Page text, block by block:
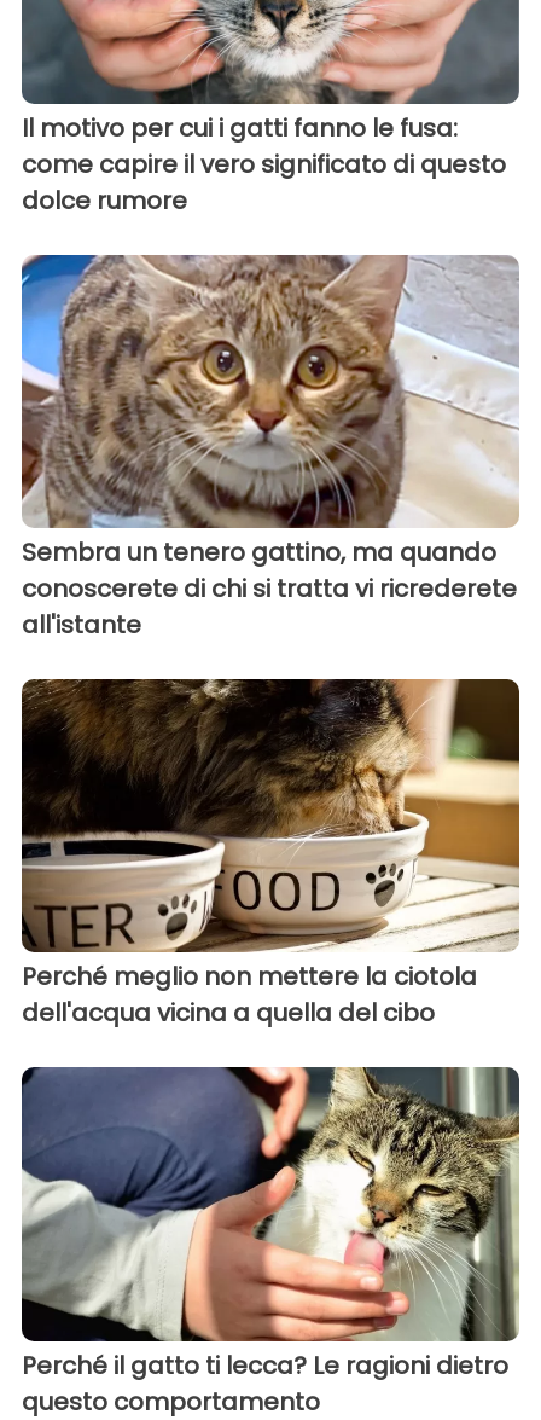
Il motivo per cui i gatti fanno le fusa:
come capire il vero significato di questo
dolce rumore
Sembra un tenero gattino, ma quando
conoscerete di chi si tratta vi ricrederete
all'istante
Perché meglio non mettere la ciotola
dell'acqua vicina a quella del cibo
Perché il gatto ti lecca? Le ragioni dietro
questo comportamento